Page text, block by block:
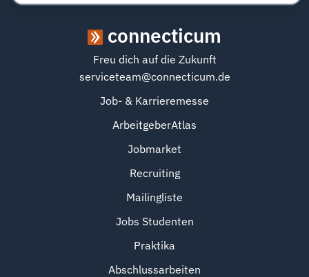
connecticum
Freu dich auf die Zukunft
serviceteam@connecticum.de
Job- & Karrieremesse
ArbeitgeberAtlas
Jobmarket
Recruiting
Mailingliste
Jobs Studenten
Praktika
Abschlussarbeiten